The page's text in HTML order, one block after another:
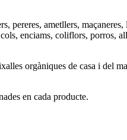
pereres, ametllers, maçaneres,
enciams, coliflors, porros,
orgàniques de casa i del
en cada producte.